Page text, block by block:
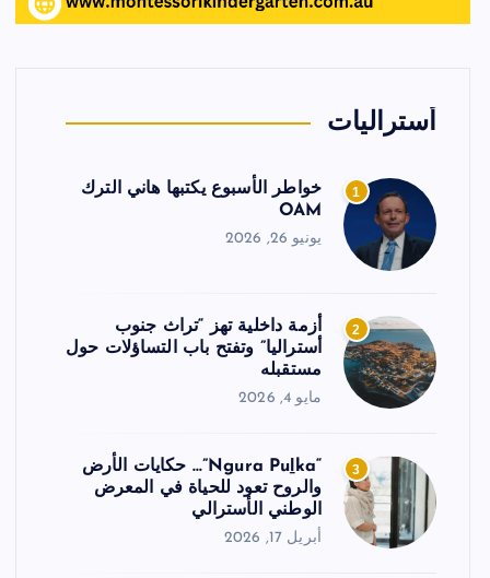
أستراليات
1
خواطر الأسبوع يكتبها هاني الترك
OAM
يونيو 26, 2026
2
أزمة داخلية تهز “تراث جنوب
أستراليا” وتفتح باب التساؤلات حول
مستقبله
مايو 4, 2026
3
“Ngura Puḻka”… حكايات الأرض
والروح تعود للحياة في المعرض
الوطني الأسترالي
أبريل 17, 2026